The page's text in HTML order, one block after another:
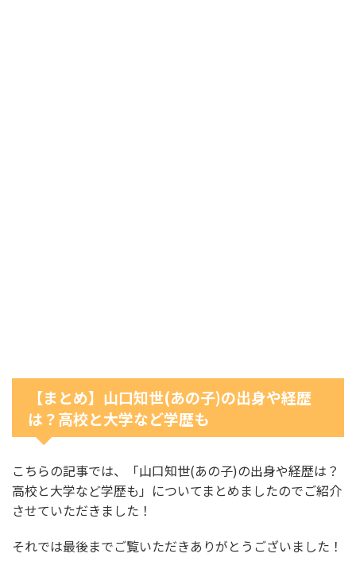
【まとめ】山口知世(あの子)の出身や経歴
は？高校と大学など学歴も
こちらの記事では、「山口知世(あの子)の出身や経歴は？
高校と大学など学歴も」についてまとめましたのでご紹介
させていただきました！
それでは最後までご覧いただきありがとうございました！